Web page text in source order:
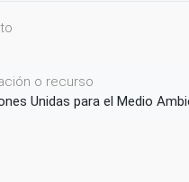
o recurso
Unidas para el Medio